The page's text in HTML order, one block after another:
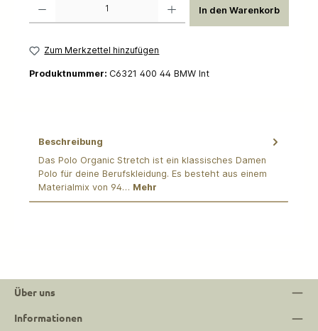
In den Warenkorb
Zum Merkzettel hinzufügen
Produktnummer: C6321 400 44 BMW Int
Beschreibung
Das Polo Organic Stretch ist ein klassisches Damen
Polo für deine Berufskleidung. Es besteht aus einem
Materialmix von 94… Mehr
Über uns
Informationen